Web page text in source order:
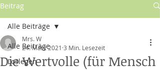
Beitrag
Alle Beiträge
Loslegen
Alle Beiträge
Die Wertvolle (für Mensch
Mrs. W
24. März 2021 3 Min. Lesezeit